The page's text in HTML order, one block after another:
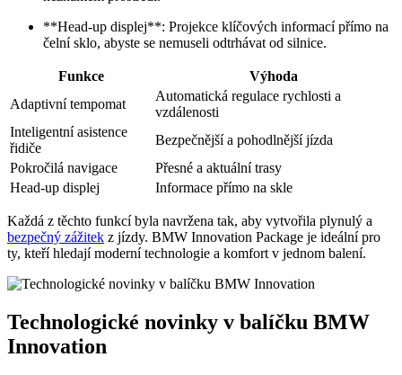
**Head-up displej**: Projekce klíčových informací přímo na
čelní sklo, abyste se nemuseli odtrhávat od silnice.
Funkce
Výhoda
Adaptivní tempomat
Automatická regulace rychlosti a
vzdálenosti
Inteligentní asistence
řidiče
Bezpečnější a pohodlnější jízda
Pokročilá navigace
Přesné a aktuální trasy
Head-up displej
Informace přímo na skle
Každá z těchto funkcí byla navržena tak, aby vytvořila plynulý a
bezpečný zážitek z jízdy. BMW Innovation Package je ideální pro
ty, kteří hledají moderní technologie a komfort v jednom balení.
Technologické novinky v balíčku BMW
Innovation